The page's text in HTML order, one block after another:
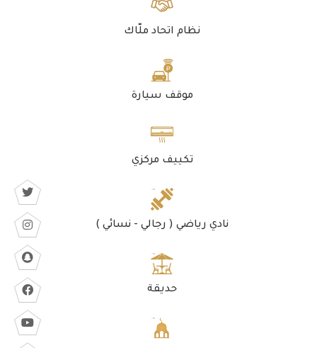
نظام اتحاد ملّاك
موقف سيارة
تكييف مركزي
نادي رياضي ( رجالي - نسائي )
حديقة